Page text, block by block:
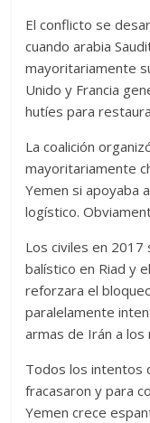
El conflicto se
cuando arabia
mayoritariamente
Unido y Francia
hutíes para
La coalición
mayoritariamente
Yemen si apoyaba
logístico.
Los civiles en 2017
balístico en Riad y
reforzara el
paralelamente
armas de Irán a
Todos los intentos
fracasaron y para
Yemen crece